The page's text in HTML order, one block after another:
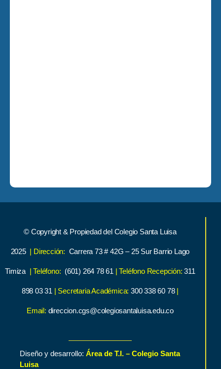
© Copyright & Propiedad del Colegio Santa Luisa
2025 | Dirección: Carrera 73 # 42G – 25 Sur Barrio Lago
Timiza | Teléfono: (601) 264 78 61 | Teléfono Recepción: 311
898 03 31 | Secretaria Académica:300 338 60 78 |
Email: direccion.cgs@colegiosantaluisa.edu.co
Diseño y desarrollo: Área de T.I. – Colegio Santa
Luisa